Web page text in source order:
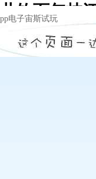
共饮百年枝
电子宙斯试玩
pp电子宙斯试玩